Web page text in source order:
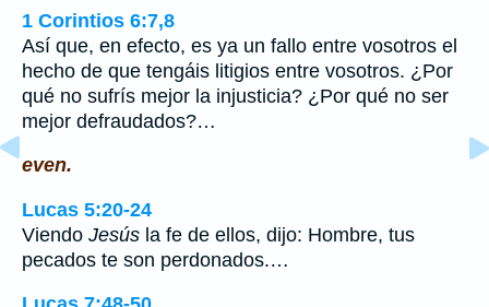
1 Corintios 6:7,8
Así que, en efecto, es ya un fallo entre vosotros el
hecho de que tengáis litigios entre vosotros. ¿Por
qué no sufrís mejor la injusticia? ¿Por qué no ser
mejor defraudados?…
even.
Lucas 5:20-24
Viendo Jesús la fe de ellos, dijo: Hombre, tus
pecados te son perdonados.…